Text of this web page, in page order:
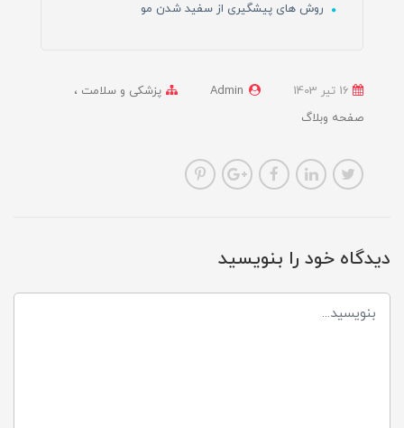
روش های پیشگیری از سفید شدن مو
Admin
پزشکی و سلامت
صفحه وبلاگ
دیدگاه خود را بنویسید